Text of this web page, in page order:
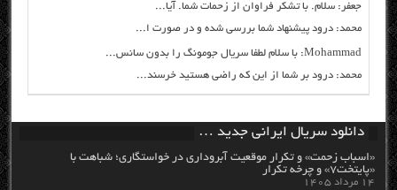
جعفر: سلام. با تشکر فراوان از زحمات شما. آیا...
محمد: درود پیشنهاد شما بررسی شده و در صورت ا...
Mohammad: با سلام لطفا سریال جومونگ را بدون سانس...
محمد: درود بر شما از این که راضی هستید خرسند...
دانلود سریال ایرانی جدید …
«اسباب زحمت» و تکرار موقعیت آبروداری در خواستگاری؛ شباهت با
«پایتخت۷» و چرخه تکرار
۱۴ مرداد ۱۴۰۵